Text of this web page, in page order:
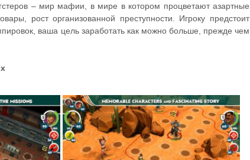
– мир мафии, в мире в котором процветают азартные
рост организованной преступности. Игроку предстоит
ваша цель заработать как можно больше, прежде чем